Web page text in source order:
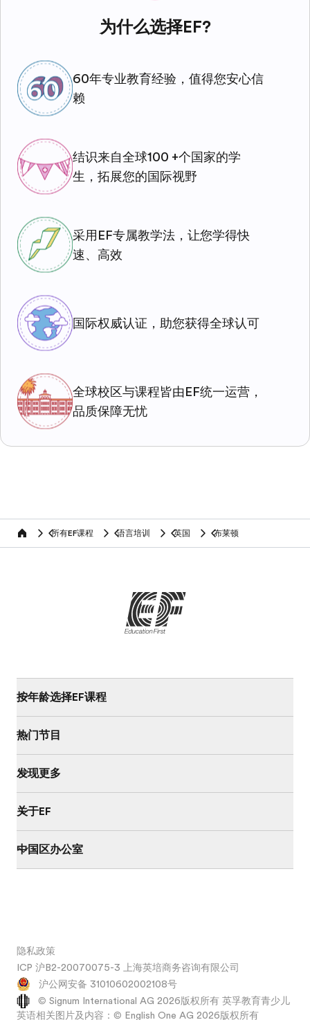
为什么选择EF?
60年专业教育经验，值得您安心信
赖
结识来自全球100 +个国家的学
生，拓展您的国际视野
采用EF专属教学法，让您学得快
速、高效
国际权威认证，助您获得全球认可
全球校区与课程皆由EF统一运营，
品质保障无忧
home 所有EF课程 语言培训 英国 布莱顿
按年龄选择EF课程
热门节目
发现更多
关于EF
中国区办公室
隐私政策
ICP 沪B2-20070075-3 上海英培商务咨询有限公司
沪公网安备 31010602002108号
© Signum International AG 2026版权所有 英孚教育青少儿
英语相关图片及内容：© English One AG 2026版权所有